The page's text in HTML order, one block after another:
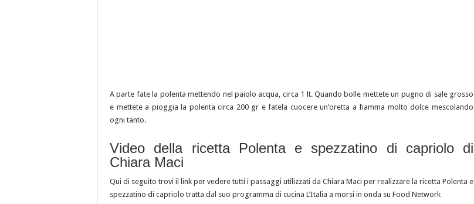
A parte fate la polenta mettendo nel paiolo acqua, circa 1 lt. Quando bolle mettete un pugno di sale grosso
e mettete a pioggia la polenta circa 200 gr e fatela cuocere un’oretta a fiamma molto dolce mescolando
ogni tanto.
Video della ricetta Polenta e spezzatino di capriolo di
Chiara Maci
Qui di seguito trovi il link per vedere tutti i passaggi utilizzati da Chiara Maci per realizzare la ricetta Polenta e
spezzatino di capriolo tratta dal suo programma di cucina L’Italia a morsi in onda su Food Network